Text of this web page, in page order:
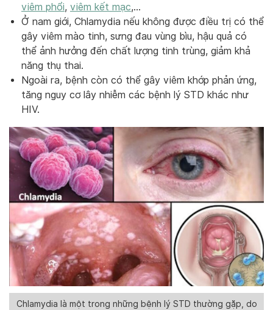
viêm phổi, viêm kết mạc,…
Ở nam giới, Chlamydia nếu không được điều trị có thể
gây viêm mào tinh, sưng đau vùng bìu, hậu quả có
thể ảnh hưởng đến chất lượng tinh trùng, giảm khả
năng thụ thai.
Ngoài ra, bệnh còn có thể gây viêm khớp phản ứng,
tăng nguy cơ lây nhiễm các bệnh lý STD khác như
HIV.
Chlamydia là một trong những bệnh lý STD thường gặp, do